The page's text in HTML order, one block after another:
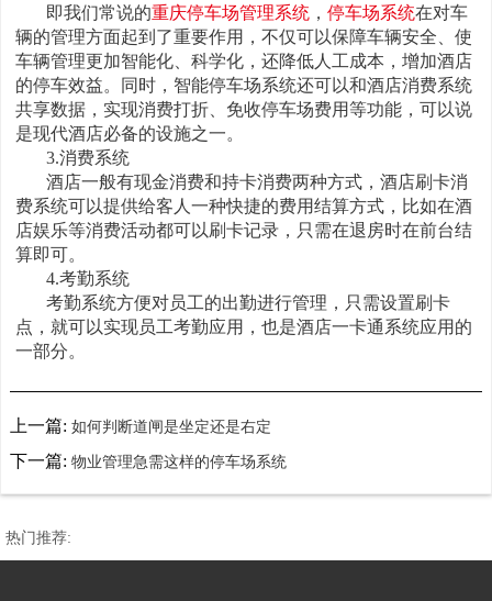
即我们常说的重庆停车场管理系统 ， 停车场系统在对车
辆的管理方面起到了重要作用，不仅可以保障车辆安全、使
车辆管理更加智能化、科学化，还降低人工成本，增加酒店
的停车效益。同时，智能停车场系统还可以和酒店消费系统
共享数据，实现消费打折、免收停车场费用等功能，可以说
是现代酒店必备的设施之一。
3.消费系统
酒店一般有现金消费和持卡消费两种方式，酒店刷卡消
费系统可以提供给客人一种快捷的费用结算方式，比如在酒
店娱乐等消费活动都可以刷卡记录，只需在退房时在前台结
算即可。
4.考勤系统
考勤系统方便对员工的出勤进行管理，只需设置刷卡
点，就可以实现员工考勤应用，也是酒店一卡通系统应用的
一部分。
上一篇: 如何判断道闸是坐定还是右定
下一篇: 物业管理急需这样的停车场系统
热门推荐: